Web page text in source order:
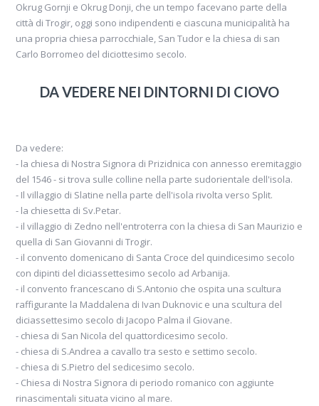
Okrug Gornji e Okrug Donji, che un tempo facevano parte della
città di Trogir, oggi sono indipendenti e ciascuna municipalità ha
una propria chiesa parrocchiale, San Tudor e la chiesa di san
Carlo Borromeo del diciottesimo secolo.
DA VEDERE NEI DINTORNI DI CIOVO
Da vedere:
- la chiesa di Nostra Signora di Prizidnica con annesso eremitaggio
del 1546 - si trova sulle colline nella parte sudorientale dell'isola.
- Il villaggio di Slatine nella parte dell'isola rivolta verso Split.
- la chiesetta di Sv.Petar.
- il villaggio di Zedno nell'entroterra con la chiesa di San Maurizio e
quella di San Giovanni di Trogir.
- il convento domenicano di Santa Croce del quindicesimo secolo
con dipinti del diciassettesimo secolo ad Arbanija.
- il convento francescano di S.Antonio che ospita una scultura
raffigurante la Maddalena di Ivan Duknovic e una scultura del
diciassettesimo secolo di Jacopo Palma il Giovane.
- chiesa di San Nicola del quattordicesimo secolo.
- chiesa di S.Andrea a cavallo tra sesto e settimo secolo.
- chiesa di S.Pietro del sedicesimo secolo.
- Chiesa di Nostra Signora di periodo romanico con aggiunte
rinascimentali situata vicino al mare.